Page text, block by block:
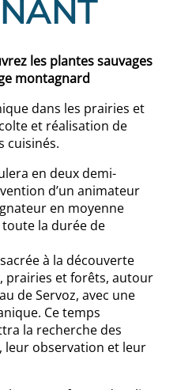
les plantes sauvages
montagnard
dans les prairies et
et réalisation de
cuisinés.
en deux demi-
d’un animateur
en moyenne
la durée de
à la découverte
prairies et forêts, autour
de Servoz, avec une
Ce temps
la recherche des
leur observation et leur